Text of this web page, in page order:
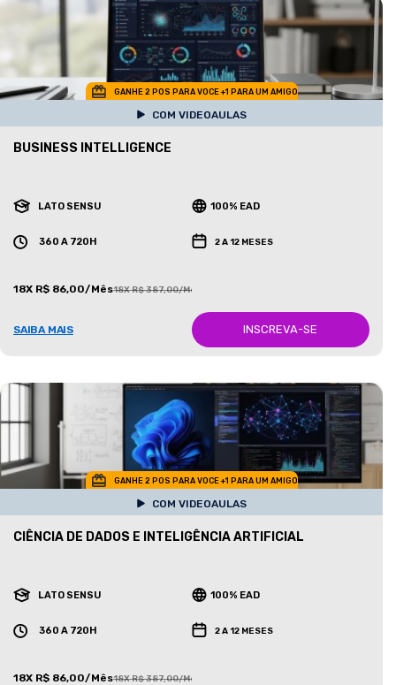
GANHE 2 POS PARA VOCE +1 PARA UM AMIGO
COM VIDEOAULAS
BUSINESS INTELLIGENCE
LATO SENSU 100% EAD
360 A 720H 2 A 12 MESES
18X R$ 86,00/Mês18X R$ 387,00/Mês
SAIBA MAIS INSCREVA-SE
GANHE 2 POS PARA VOCE +1 PARA UM AMIGO
COM VIDEOAULAS
CIÊNCIA DE DADOS E INTELIGÊNCIA ARTIFICIAL
LATO SENSU 100% EAD
360 A 720H 2 A 12 MESES
18X R$ 86,00/Mês18X R$ 387,00/Mês